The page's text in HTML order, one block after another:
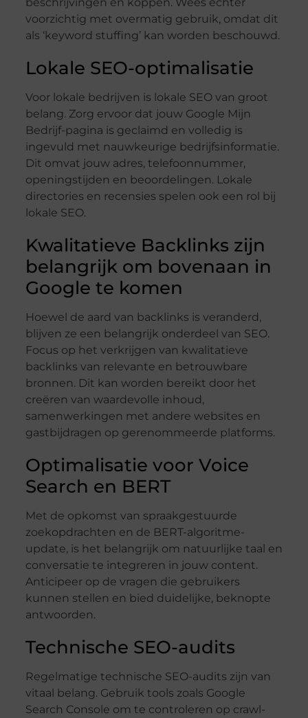
voorzichtig met overmatig gebruik, omdat dit
als ‘keyword stuffing’ kan worden beschouwd.
Lokale SEO-optimalisatie
Voor lokale bedrijven is lokale SEO van groot
belang. Zorg ervoor dat jouw Google Mijn
Bedrijf-pagina is geclaimd en volledig is
ingevuld met nauwkeurige bedrijfsinformatie.
Dit omvat jouw adres, telefoonnummer,
openingstijden en beoordelingen. Lokale
directories en recensies spelen ook een rol bij
lokale SEO.
Kwalitatieve Backlinks zijn
belangrijk om bovenaan in
Google te komen
Hoewel de aard van backlinks is veranderd,
blijven ze een belangrijk onderdeel van SEO.
Focus op het verkrijgen van kwalitatieve
backlinks van relevante en betrouwbare
bronnen. Dit kan worden bereikt door het
creëren van waardevolle inhoud,
samenwerkingen met andere websites en
gastbijdragen op gerenommeerde platforms.
Optimalisatie voor Voice
Search en BERT
Met de opkomst van spraakgestuurde
zoekopdrachten en de BERT-algoritme-
update, is het belangrijk om natuurlijke taal en
conversatie te integreren in jouw content.
Anticipeer op de vragen die gebruikers
kunnen stellen en bied duidelijke, beknopte
antwoorden.
Technische SEO-audits
Regelmatige technische SEO-audits zijn van
vitaal belang. Gebruik tools zoals Google
Search Console om te controleren op crawl-